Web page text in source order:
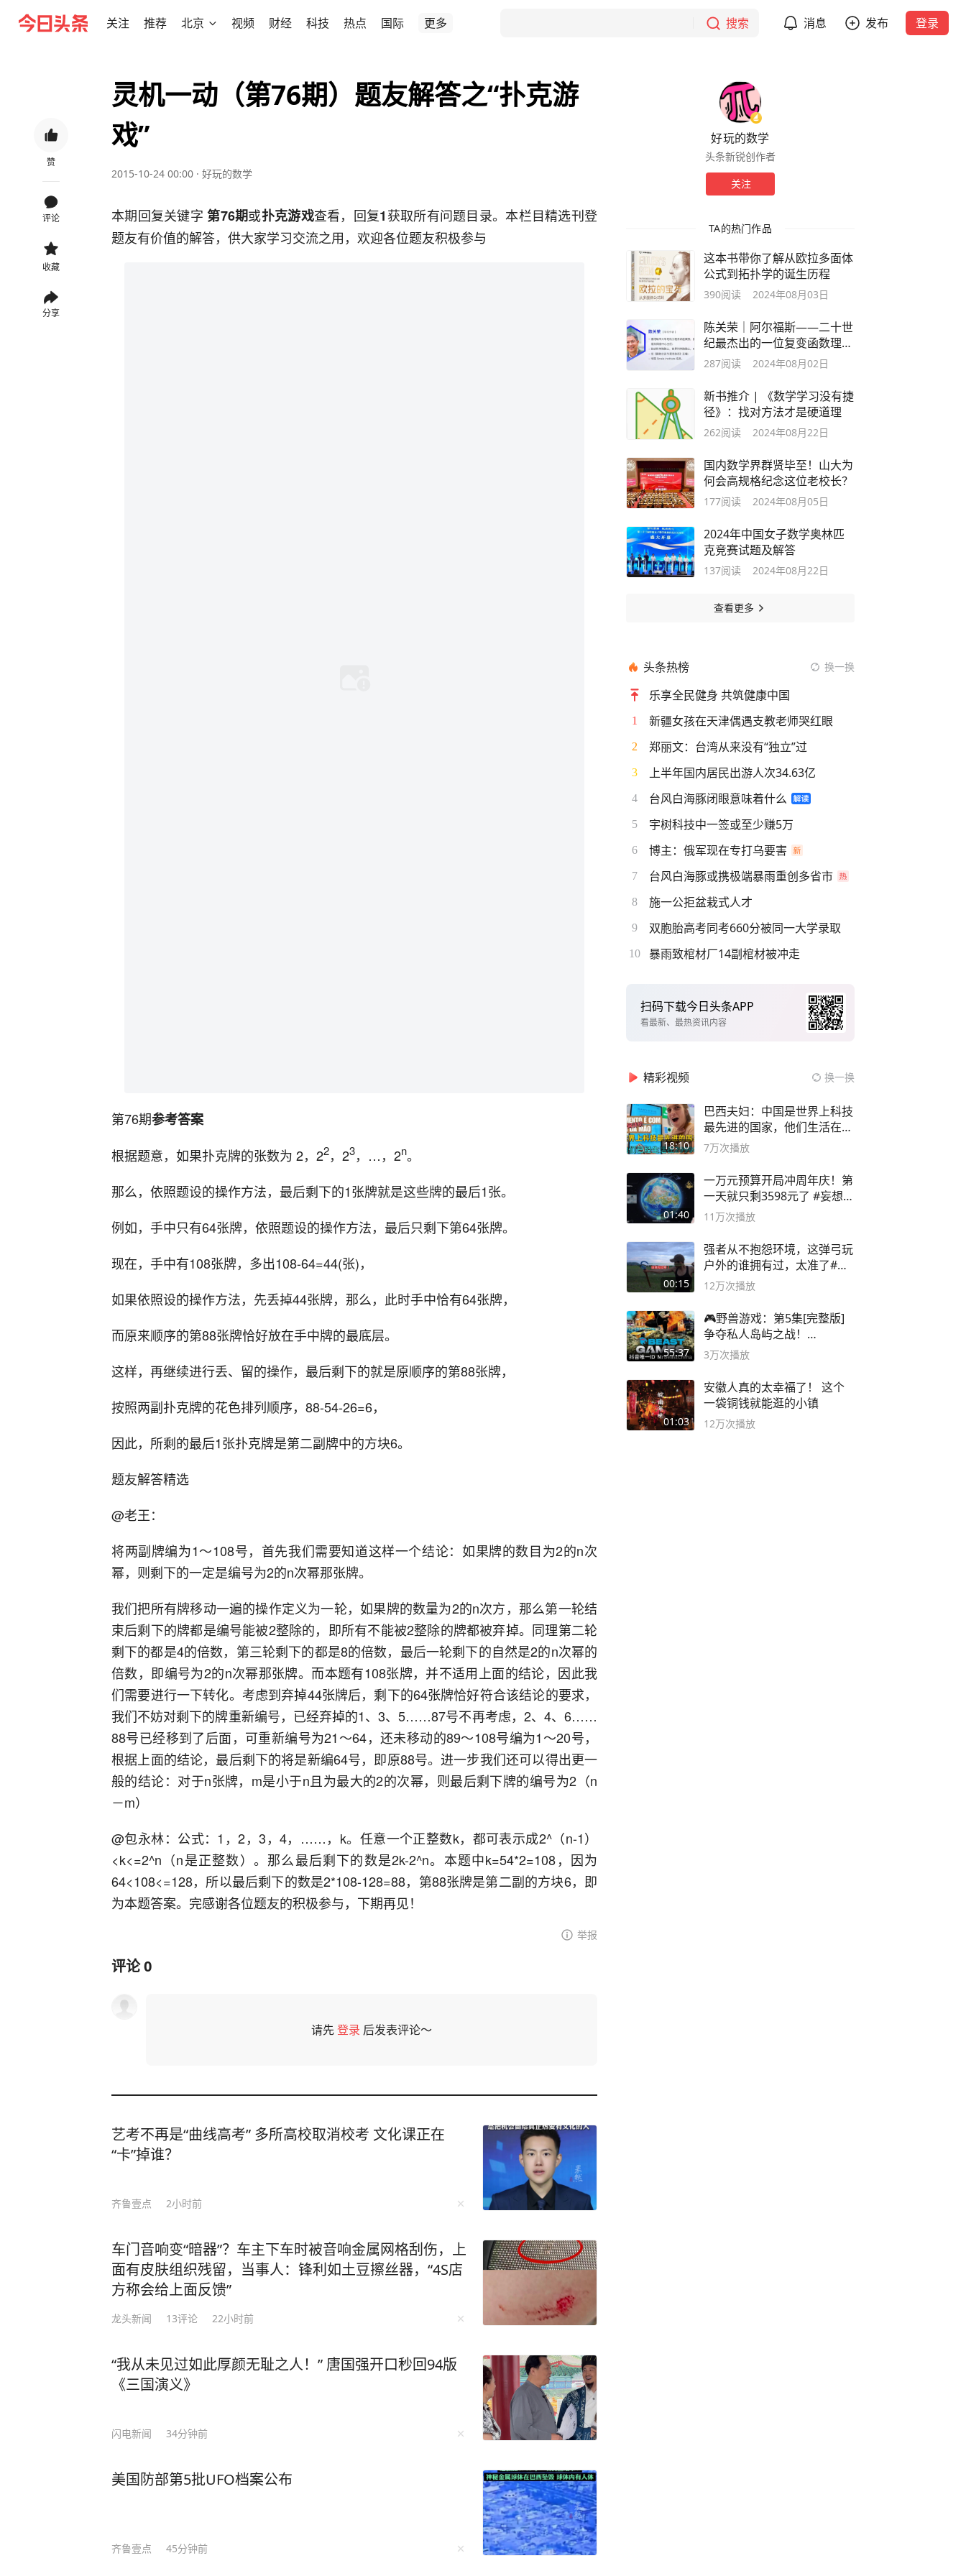
关注 推荐 北京 视频 财经 科技 热点 国际 更多 搜索 消息 发布 登录
赞
评论
收藏
分享
灵机一动（第76期）题友解答之“扑克游
戏”
2015-10-24 00:00 · 好玩的数学
本期回复关键字第76期或扑克游戏查看，回复1获取所有问题目录。本栏目精选刊登
题友有价值的解答，供大家学习交流之用，欢迎各位题友积极参与
第76期参考答案
根据题意，如果扑克牌的张数为 2，22，23，…，2n。
那么，依照题设的操作方法，最后剩下的1张牌就是这些牌的最后1张。
例如，手中只有64张牌，依照题设的操作方法，最后只剩下第64张牌。
现在，手中有108张牌，多出108-64=44(张)，
如果依照设的操作方法，先丢掉44张牌，那么，此时手中恰有64张牌，
而原来顺序的第88张牌恰好放在手中牌的最底层。
这样，再继续进行丢、留的操作，最后剩下的就是原顺序的第88张牌，
按照两副扑克牌的花色排列顺序，88-54-26=6，
因此，所剩的最后1张扑克牌是第二副牌中的方块6。
题友解答精选
@老王：
将两副牌编为1～108号，首先我们需要知道这样一个结论：如果牌的数目为2的n次
幂，则剩下的一定是编号为2的n次幂那张牌。
我们把所有牌移动一遍的操作定义为一轮，如果牌的数量为2的n次方，那么第一轮结
束后剩下的牌都是编号能被2整除的，即所有不能被2整除的牌都被弃掉。同理第二轮
剩下的都是4的倍数，第三轮剩下的都是8的倍数，最后一轮剩下的自然是2的n次幂的
倍数，即编号为2的n次幂那张牌。而本题有108张牌，并不适用上面的结论，因此我
们需要进行一下转化。考虑到弃掉44张牌后，剩下的64张牌恰好符合该结论的要求，
我们不妨对剩下的牌重新编号，已经弃掉的1、3、5……87号不再考虑，2、4、6……
88号已经移到了后面，可重新编号为21～64，还未移动的89～108号编为1～20号，
根据上面的结论，最后剩下的将是新编64号，即原88号。进一步我们还可以得出更一
般的结论：对于n张牌，m是小于n且为最大的2的次幂，则最后剩下牌的编号为2（n
－m）
@包永林：公式：1，2，3，4，……，k。任意一个正整数k，都可表示成2^（n-1）
<k<=2^n（n是正整数）。那么最后剩下的数是2k-2^n。本题中k=54*2=108，因为
64<108<=128，所以最后剩下的数是2*108-128=88，第88张牌是第二副的方块6，即
为本题答案。完感谢各位题友的积极参与，下期再见！
举报
评论0
请先登录 后发表评论～
艺考不再是“曲线高考” 多所高校取消校考 文化课正在
“卡”掉谁？
齐鲁壹点 2小时前
车门音响变“暗器”？车主下车时被音响金属网格刮伤，上
面有皮肤组织残留，当事人：锋利如土豆擦丝器，“4S店
方称会给上面反馈”
龙头新闻 13评论 22小时前
“我从未见过如此厚颜无耻之人！” 唐国强开口秒回94版
《三国演义》
闪电新闻 34分钟前
美国防部第5批UFO档案公布
齐鲁壹点 45分钟前
好玩的数学
头条新锐创作者
关注
TA的热门作品
这本书带你了解从欧拉多面体
公式到拓扑学的诞生历程
390阅读 2024年08月03日
陈关荣｜阿尔福斯——二十世
纪最杰出的一位复变函数理论
家
287阅读 2024年08月02日
新书推介 | 《数学学习没有捷
径》：找对方法才是硬道理
262阅读 2024年08月22日
国内数学界群贤毕至！山大为
何会高规格纪念这位老校长？
177阅读 2024年08月05日
2024年中国女子数学奥林匹
克竞赛试题及解答
137阅读 2024年08月22日
查看更多
头条热榜 换一换
乐享全民健身 共筑健康中国
1 新疆女孩在天津偶遇支教老师哭红眼
2 郑丽文：台湾从来没有“独立”过
3 上半年国内居民出游人次34.63亿
4 台风白海豚闭眼意味着什么
5 宇树科技中一签或至少赚5万
6 博主：俄军现在专打乌要害
7 台风白海豚或携极端暴雨重创多省市
8 施一公拒盆栽式人才
9 双胞胎高考同考660分被同一大学录取
10 暴雨致棺材厂14副棺材被冲走
扫码下载今日头条APP
看最新、最热资讯内容
精彩视频 换一换
18:10
巴西夫妇：中国是世界上科技
最先进的国家，他们生活在
2999年
7万次播放
01:40
一万元预算开局冲周年庆！第
一天就只剩3598元了 #妄想山
海
11万次播放
00:15
强者从不抱怨环境，这弹弓玩
户外的谁拥有过，太准了#弹
弓#户外
12万次播放
55:37
🎮野兽游戏：第5集[完整版]
争夺私人岛屿之战！
#MrBeastChina
3万次播放
01:03
安徽人真的太幸福了！ 这个
一袋铜钱就能逛的小镇
12万次播放